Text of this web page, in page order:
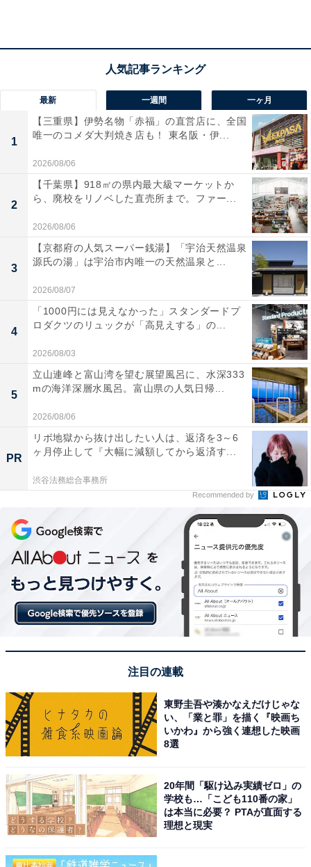
ハローキティぬいぐるみポーチ（画像出典：Amazon）
今回の付録は、“ピンク”に染まったハローキティのぬい
ぐるみポーチ。ふっくらした質感に癒やされる、見てい
るだけで気分が上がる仕上がりです。ファッションとし
て身につけたくなるお洒落で可愛いカラーリングで、バ
ッグチャームとしても活躍してくれます。サイズは幅
11.5×高さ10cmと、持ち運びにもちょうどよい大きさで
す。
こまごまとした小物の収納に便利
最新 一週間 一ヶ月
1
【三重県】伊勢名物「赤福」の直営店に、全国
唯一のコメダ大判焼き店も！ 東名阪・伊...
2026/08/06
2
【千葉県】918㎡の県内最大級マーケットか
ら、廃校をリノベした直売所まで。ファー...
2026/08/06
3
【京都府の人気スーパー銭湯】「宇治天然温泉
源氏の湯」は宇治市内唯一の天然温泉と...
2026/08/07
4
「1000円には見えなかった」スタンダードプ
ロダクツのリュックが「高見えする」の...
2026/08/03
5
立山連峰と富山湾を望む展望風呂に、水深333
mの海洋深層水風呂。富山県の人気日帰...
2026/08/06
PR
リボ地獄から抜け出したい人は、返済を3～6
ヶ月停止して『大幅に減額してから返済す...
渋谷法務総合事務所
Recommended by
注目の連載
東野圭吾や湊かなえだけじゃな
い、「業と罪」を描く『映画ち
いかわ』から強く連想した映画
8選
20年間「駆け込み実績ゼロ」の
学校も…「こども110番の家」
は本当に必要？ PTAが直面する
理想と現実